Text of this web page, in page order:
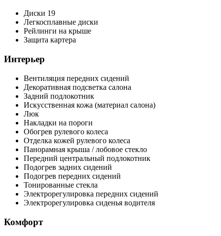
Диски 19
Легкосплавные диски
Рейлинги на крыше
Защита картера
Интерьер
Вентиляция передних сидений
Декоративная подсветка салона
Задний подлокотник
Искусственная кожа (материал салона)
Люк
Накладки на пороги
Обогрев рулевого колеса
Отделка кожей рулевого колеса
Панорамная крыша / лобовое стекло
Передний центральный подлокотник
Подогрев задних сидений
Подогрев передних сидений
Тонированные стекла
Электрорегулировка передних сидений
Электрорегулировка сиденья водителя
Комфорт